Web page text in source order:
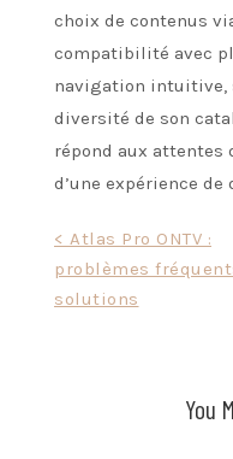
choix de contenus
compatibilité avec
navigation intuitive,
diversité de son
répond aux attentes
d’une expérience
navigation
< Atlas Pro ONTV :
problèmes
solutions
You